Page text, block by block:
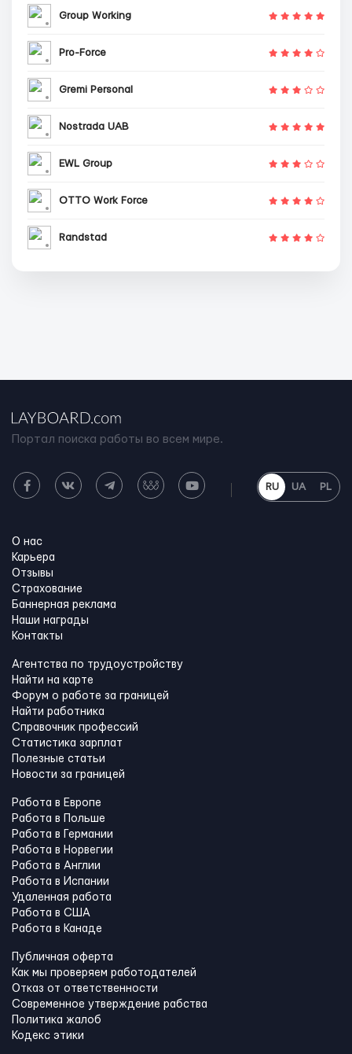
Group Working
Pro-Force
Gremi Personal
Nostrada UAB
EWL Group
OTTO Work Force
Randstad
Портал поиска работы во всем мире.
RU UA PL
О нас
Карьера
Отзывы
Страхование
Баннерная реклама
Наши награды
Контакты
Агентства по трудоустройству
Найти на карте
Форум о работе за границей
Найти работника
Справочник профессий
Статистика зарплат
Полезные статьи
Новости за границей
Работа в Европе
Работа в Польше
Работа в Германии
Работа в Норвегии
Работа в Англии
Работа в Испании
Удаленная работа
Работа в США
Работа в Канадe
Публичная оферта
Как мы проверяем работодателей
Отказ от ответственности
Современное утверждение рабства
Политика жалоб
Кодекс этики